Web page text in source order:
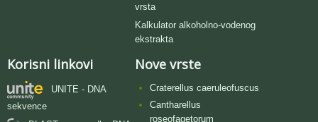
vrsta
Kalkulator alkoholno-vodenog
ekstrakta
Korisni linkovi
UNITE - DNA
sekvence
Nove vrste
Craterellus caeruleofuscus
Cantharellus
roseofagetorum